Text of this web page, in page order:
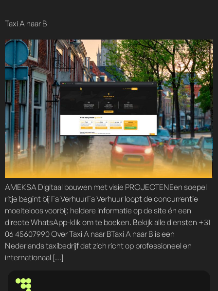
Taxi A naar B
AMEKSA Digitaal bouwen met visie PROJECTENEen soepel
ritje begint bij Fa VerhuurFa Verhuur loopt de concurrentie
moeiteloos voorbij: heldere informatie op de site én een
directe WhatsApp-klik om te boeken. Bekijk alle diensten +31
06 45607990 Over Taxi A naar BTaxi A naar B is een
Nederlands taxibedrijf dat zich richt op professioneel en
internationaal […]